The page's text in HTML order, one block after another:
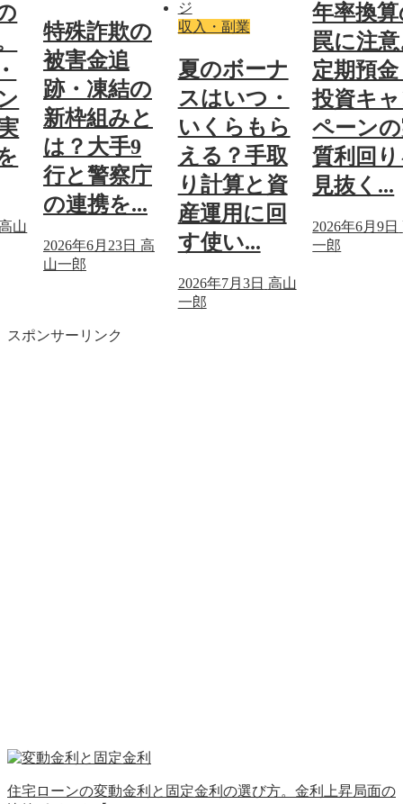
山
特殊詐欺の
被害金追
跡・凍結の
新枠組みと
は？大手9
行と警察庁
の連携を...
2026年6月23日 高
山一郎
収入・副業
夏のボーナ
スはいつ・
いくらもら
える？手取
り計算と資
産運用に回
す使い...
2026年7月3日 高山
一郎
年率換
罠に注
定期預
投資キ
ペーン
質利回
見抜く...
2026年6月9日
一郎
スポンサーリンク
住宅ローンの変動金利と固定金利の選び方。金利上昇局面の